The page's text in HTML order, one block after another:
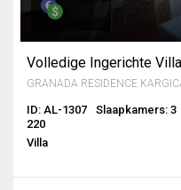
Volledige Ingerichte
ID: AL-1307 Slaapkamers: 3
220
Villa